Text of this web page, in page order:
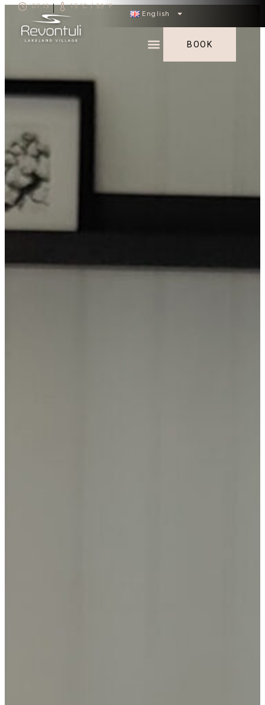
07.13 | 15 °C / 59 °F
English
BOOK